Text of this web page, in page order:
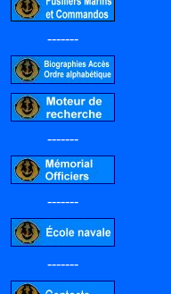
-------
-------
-------
-------